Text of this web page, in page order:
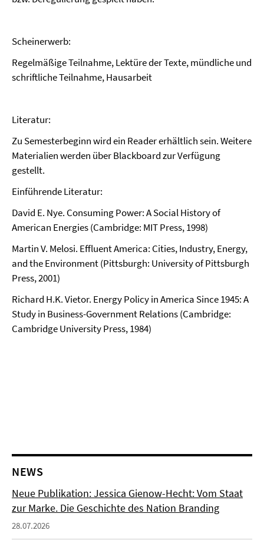
Scheinerwerb:
Regelmäßige Teilnahme, Lektüre der Texte, mündliche und
schriftliche Teilnahme, Hausarbeit
Literatur:
Zu Semesterbeginn wird ein Reader erhältlich sein. Weitere
Materialien werden über Blackboard zur Verfügung
gestellt.
Einführende Literatur:
David E. Nye. Consuming Power: A Social History of
American Energies (Cambridge: MIT Press, 1998)
Martin V. Melosi. Effluent America: Cities, Industry, Energy,
and the Environment (Pittsburgh: University of Pittsburgh
Press, 2001)
Richard H.K. Vietor. Energy Policy in America Since 1945: A
Study in Business-Government Relations (Cambridge:
Cambridge University Press, 1984)
NEWS
Neue Publikation: Jessica Gienow-Hecht: Vom Staat
zur Marke. Die Geschichte des Nation Branding
28.07.2026